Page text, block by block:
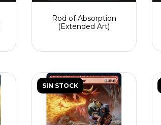
Rod of Absorption
(Extended Art)
SIN STOCK